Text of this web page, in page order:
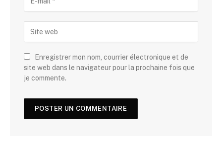
Enregistrer mon nom, courrier électronique et de
site web dans le navigateur pour la prochaine fois que
je commente.